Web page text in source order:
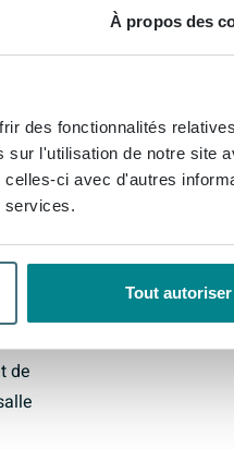
À propos des
des fonctionnalités
sur l'utilisation de notre site
ci avec d'autres
services.
Tout autoriser
un
crée
la
» à
de